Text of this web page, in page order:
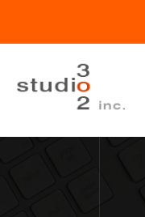
テ